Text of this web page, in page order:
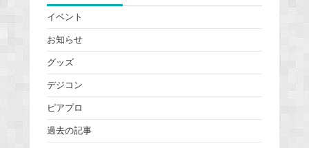
イベント
お知らせ
グッズ
デジコン
ピアプロ
過去の記事